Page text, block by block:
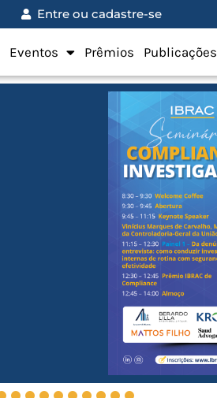
Entre ou cadastre-se
Eventos Prêmios Publicações